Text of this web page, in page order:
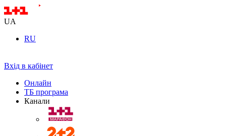
UA
RU
Вхід в кабінет
Онлайн
ТБ програма
Канали